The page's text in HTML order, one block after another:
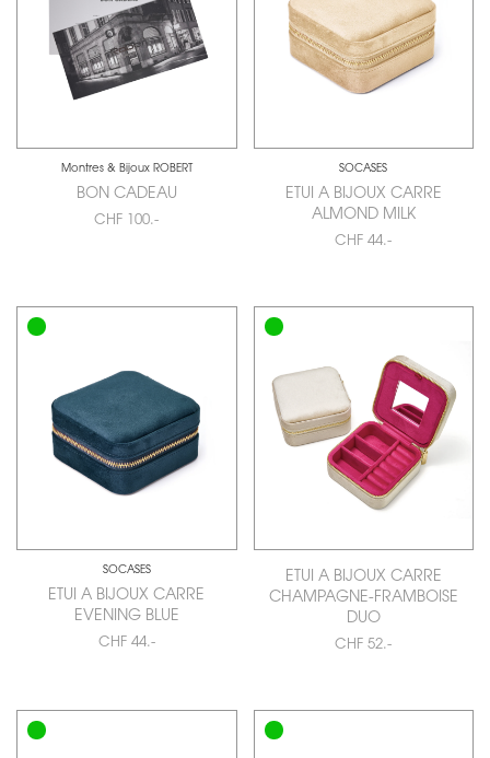
Montres & Bijoux ROBERT
BON CADEAU
CHF 100.-
SOCASES
ETUI A BIJOUX CARRE
ALMOND MILK
CHF 44.-
SOCASES
ETUI A BIJOUX CARRE
EVENING BLUE
CHF 44.-
ETUI A BIJOUX CARRE
CHAMPAGNE-FRAMBOISE
DUO
CHF 52.-